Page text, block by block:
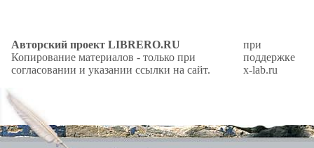
Авторский проект LIBRERO.RU
Копирование материалов - только при
согласовании и указании ссылки на сайт.
при
поддержке
x-lab.ru